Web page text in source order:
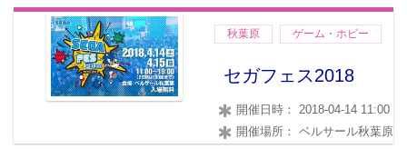
秋葉原 ゲーム・ホビー
セガフェス2018
開催日時： 2018-04-14 11:00
開催場所： ベルサール秋葉原